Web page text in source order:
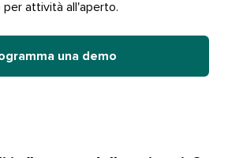
attività all'aperto.​​
una demo​​